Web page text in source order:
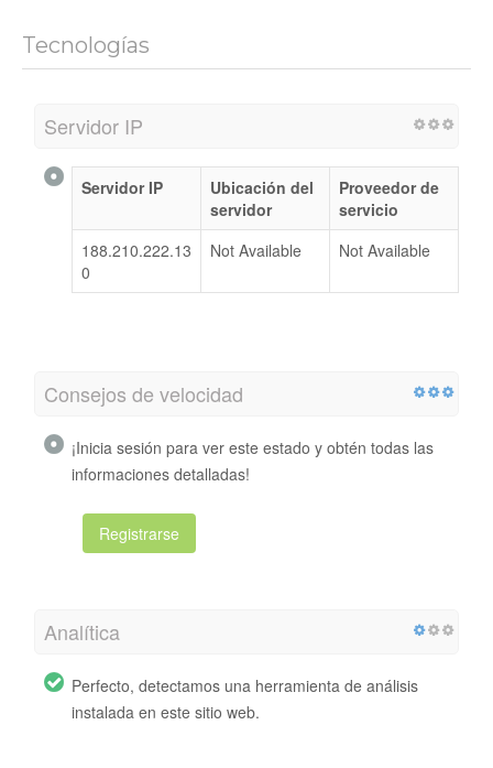
Tecnologías
Servidor IP
Servidor IP
Ubicación del
servidor
Proveedor de
servicio
188.210.222.13
0
Not Available Not Available
Consejos de velocidad
¡Inicia sesión para ver este estado y obtén todas las
informaciones detalladas!
Registrarse
Analítica
Perfecto, detectamos una herramienta de análisis
instalada en este sitio web.